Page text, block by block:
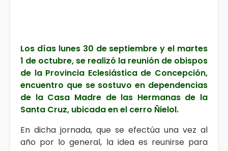
Los días lunes 30 de septiembre y el martes
1 de octubre, se realizó la reunión de obispos
de la Provincia Eclesiástica de Concepción,
encuentro que se sostuvo en dependencias
de la Casa Madre de las Hermanas de la
Santa Cruz, ubicada en el cerro Ñielol.
En dicha jornada, que se efectúa una vez al
año por lo general, la idea es reunirse para